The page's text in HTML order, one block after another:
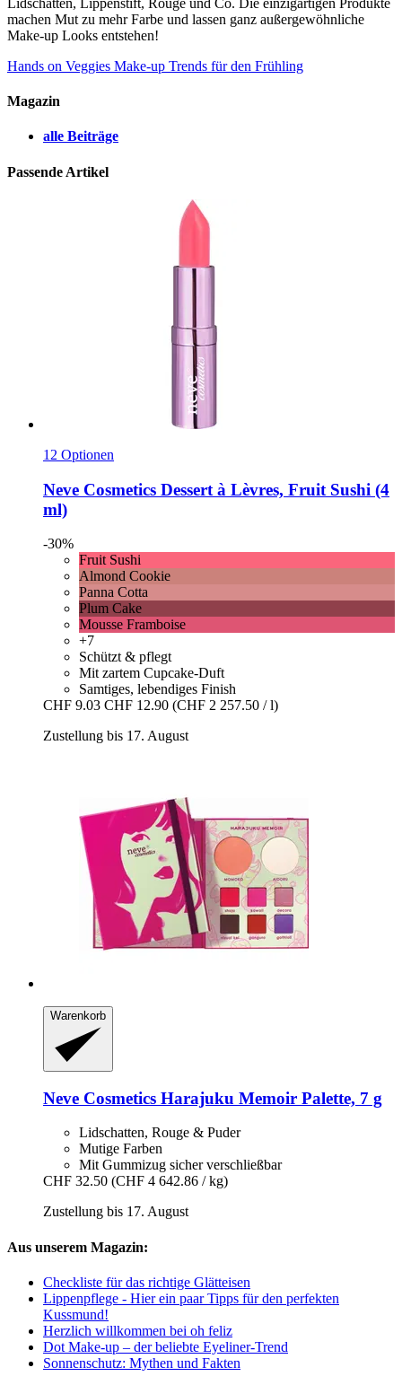
machen Mut zu mehr Farbe und lassen ganz außergewöhnliche
Make-up Looks entstehen!
Hands on Veggies Make-up Trends für den Frühling
Magazin
alle Beiträge
Passende Artikel
12 Optionen
Neve Cosmetics Dessert à Lèvres, Fruit Sushi (4
ml)
-30%
Fruit Sushi
Almond Cookie
Panna Cotta
Plum Cake
Mousse Framboise
+7
Schützt & pflegt
Mit zartem Cupcake-Duft
Samtiges, lebendiges Finish
CHF 9.03 CHF 12.90 (CHF 2 257.50 / l)
Zustellung bis 17. August
Warenkorb
Neve Cosmetics Harajuku Memoir Palette, 7 g
Lidschatten, Rouge & Puder
Mutige Farben
Mit Gummizug sicher verschließbar
CHF 32.50 (CHF 4 642.86 / kg)
Zustellung bis 17. August
Aus unserem Magazin:
Checkliste für das richtige Glätteisen
Lippenpflege - Hier ein paar Tipps für den perfekten
Kussmund!
Herzlich willkommen bei oh feliz
Dot Make-up – der beliebte Eyeliner-Trend
Sonnenschutz: Mythen und Fakten